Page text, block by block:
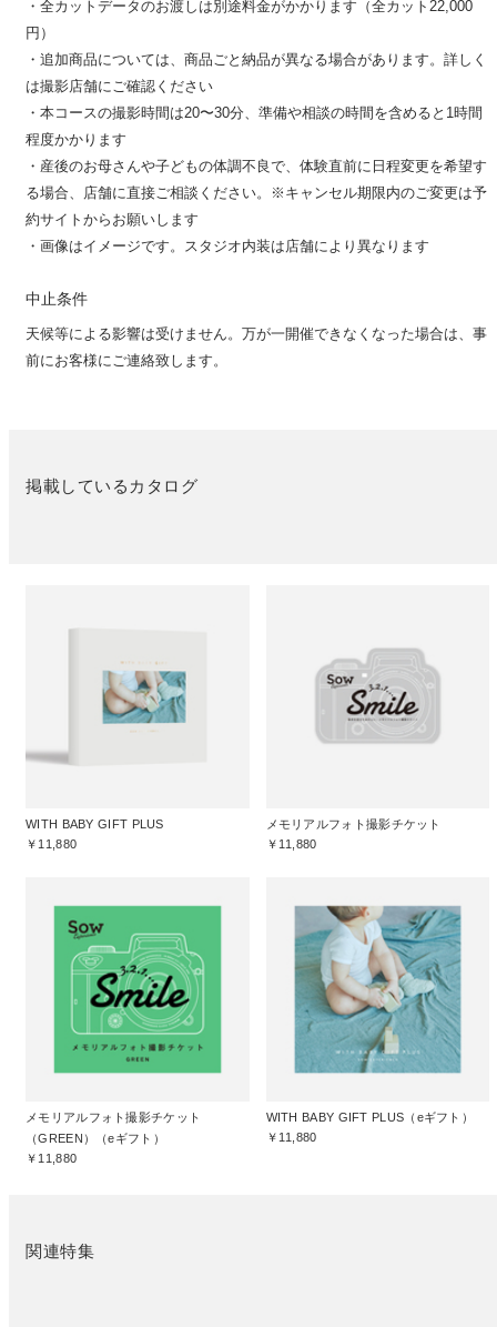
・全カットデータのお渡しは別途料金がかかります（全カット22,000
円）
・追加商品については、商品ごと納品が異なる場合があります。詳しく
は撮影店舗にご確認ください
・本コースの撮影時間は20〜30分、準備や相談の時間を含めると1時間
程度かかります
・産後のお母さんや子どもの体調不良で、体験直前に日程変更を希望す
る場合、店舗に直接ご相談ください。※キャンセル期限内のご変更は予
約サイトからお願いします
・画像はイメージです。スタジオ内装は店舗により異なります
中止条件
天候等による影響は受けません。万が一開催できなくなった場合は、事
前にお客様にご連絡致します。
掲載しているカタログ
WITH BABY GIFT PLUS
￥11,880
メモリアルフォト撮影チケット
￥11,880
メモリアルフォト撮影チケット
（GREEN）（eギフト）
￥11,880
WITH BABY GIFT PLUS（eギフト）
￥11,880
関連特集